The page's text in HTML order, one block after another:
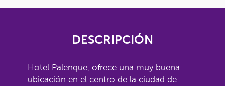
DESCRIPCIÓN
Hotel Palenque, ofrece una muy buena
ubicación en el centro de la ciudad de